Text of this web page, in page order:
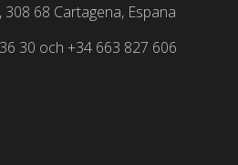
68 Cartagena, Espana
30 och +34 663 827 606